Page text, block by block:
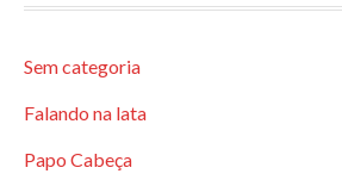
Sem categoria
Falando na lata
Papo Cabeça